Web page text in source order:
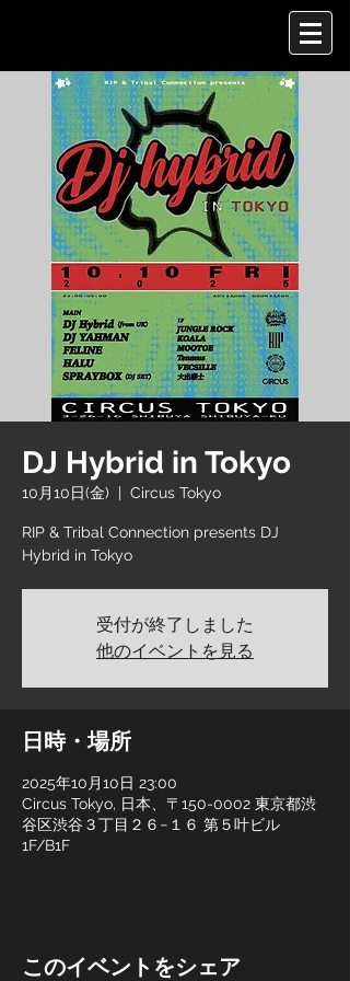
DJ Hybrid in Tokyo
10月10日(金)
  |
Circus Tokyo
RIP & Tribal Connection presents DJ
Hybrid in Tokyo
受付が終了しました
他のイベントを見る
日時・場所
2025年10月10日 23:00
Circus Tokyo, 日本、〒150-0002 東京都渋
谷区渋谷３丁目２６−１６ 第５叶ビル
1F/B1F
このイベントをシェア